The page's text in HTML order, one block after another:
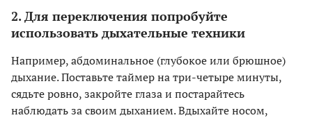
2. Для переключения попробуйте
использовать дыхательные техники
Например, абдоминальное (глубокое или брюшное)
дыхание. Поставьте таймер на три-четыре минуты,
сядьте ровно, закройте глаза и постарайтесь
наблюдать за своим дыханием. Вдыхайте носом,